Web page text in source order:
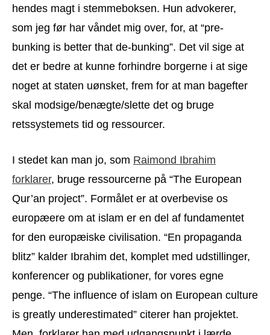
hendes magt i stemmeboksen. Hun advokerer,
som jeg før har våndet mig over, for, at “pre-
bunking is better that de-bunking”. Det vil sige at
det er bedre at kunne forhindre borgerne i at sige
noget at staten uønsket, frem for at man bagefter
skal modsige/benægte/slette det og bruge
retssystemets tid og ressourcer.
I stedet kan man jo, som Raimond Ibrahim
forklarer, bruge ressourcerne på “The European
Qur’an project”. Formålet er at overbevise os
europæere om at islam er en del af fundamentet
for den europæiske civilisation. “En propaganda
blitz” kalder Ibrahim det, komplet med udstillinger,
konferencer og publikationer, for vores egne
penge. “The influence of islam on European culture
is greatly underestimated” citerer han projektet.